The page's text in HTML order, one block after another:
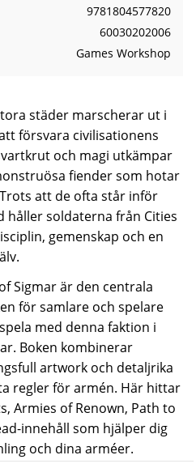
9781804577820
60030202006
Games Workshop
städer marscherar ut i
försvara civilisationens
och magi utkämpar
fiender som hotar
att de ofta står inför
håller soldaterna från Cities
gemenskap och en
Sigmar är den centrala
för samlare och spelare
med denna faktion i
Boken kombinerar
artwork och detaljrika
regler för armén. Här hittar
Armies of Renown, Path to
innehåll som hjälper dig
och dina arméer.